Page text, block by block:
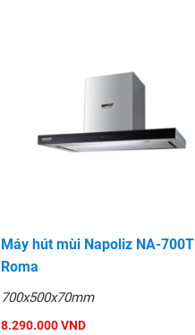
Máy hút mùi Napoliz NA-700T
Roma
700x500x70mm
8.290.000 VND